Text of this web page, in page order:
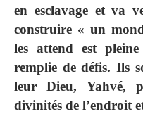
en esclavage et va
construire « un
les attend est pleine
remplie de défis. Ils
leur Dieu, Yahvé,
divinités de l’endroit